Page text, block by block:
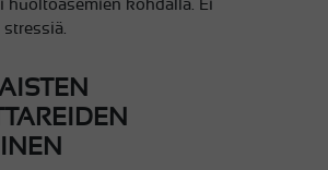
huoltoasemien kohdalla. Ei